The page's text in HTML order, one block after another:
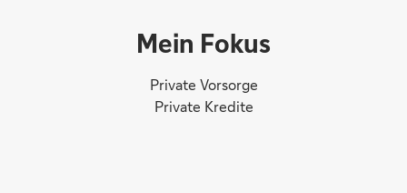
Mein Fokus
Private Vorsorge
Private Kredite